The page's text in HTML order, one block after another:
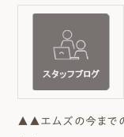
▲▲エムズの今まで